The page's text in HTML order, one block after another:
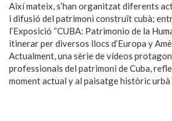
Així mateix, s’han organitzat diferents
i difusió del patrimoni construït cubà;
l’Exposició “CUBA: Patrimonio de la
itinerar per diversos llocs d’Europa y
Actualment, una sèrie de vídeos
professionals del patrimoni de Cuba,
moment actual y al paisatge històric